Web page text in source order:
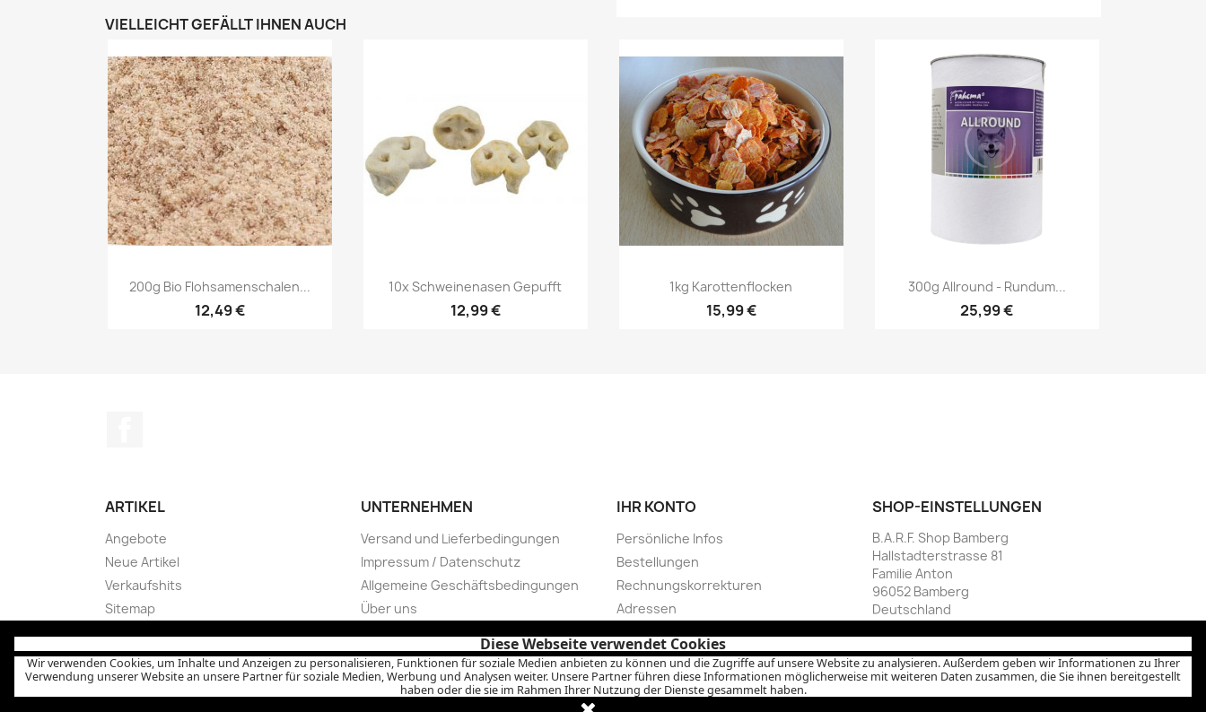
VIELLEICHT GEFÄLLT IHNEN AUCH
Vorschau
200g Bio Flohsamenschalen...
12,49 €
Vorschau
10x Schweinenasen Gepufft
12,99 €
Vorschau
1kg Karottenflocken
15,99 €
Vorschau
300g Allround - Rundum...
25,99 €
ARTIKEL
Angebote
Neue Artikel
Verkaufshits
Sitemap
UNTERNEHMEN
Versand und Lieferbedingungen
Impressum / Datenschutz
Allgemeine Geschäftsbedingungen
Über uns
Widerrufsbelehrung
Abholung im B.A.R.F. Shop Bamberg
IHR KONTO
Persönliche Infos
Bestellungen
Rechnungskorrekturen
Adressen
Benachrichtigungen
SHOP-EINSTELLUNGEN
B.A.R.F. Shop Bamberg
Hallstadterstrasse 81
Familie Anton
96052 Bamberg
Deutschland
Diese Webseite verwendet Cookies
Wir verwenden Cookies, um Inhalte und Anzeigen zu personalisieren, Funktionen für soziale Medien anbieten zu können und die Zugriffe auf unsere Website zu analysieren. Außerdem geben wir Informationen zu Ihrer
Verwendung unserer Website an unsere Partner für soziale Medien, Werbung und Analysen weiter. Unsere Partner führen diese Informationen möglicherweise mit weiteren Daten zusammen, die Sie ihnen bereitgestellt
haben oder die sie im Rahmen Ihrer Nutzung der Dienste gesammelt haben.